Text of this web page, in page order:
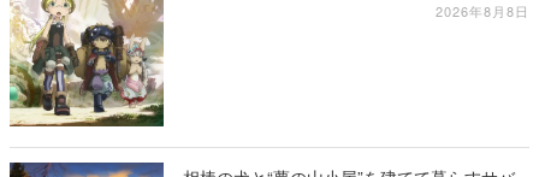
2026年8月8日